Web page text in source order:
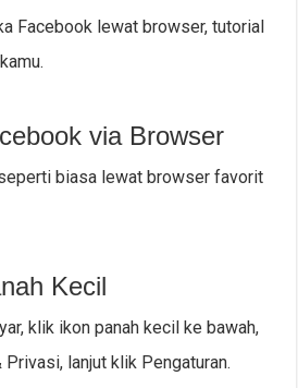
Facebook lewat browser, tutorial
via Browser
biasa lewat browser favorit
Kecil
klik ikon panah kecil ke bawah,
lanjut klik Pengaturan.